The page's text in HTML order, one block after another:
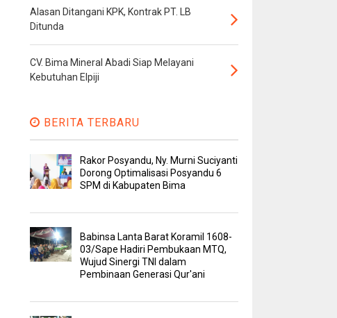
Alasan Ditangani KPK, Kontrak PT. LB
Ditunda
CV. Bima Mineral Abadi Siap Melayani
Kebutuhan Elpiji
BERITA TERBARU
Rakor Posyandu, Ny. Murni Suciyanti
Dorong Optimalisasi Posyandu 6
SPM di Kabupaten Bima
Babinsa Lanta Barat Koramil 1608-
03/Sape Hadiri Pembukaan MTQ,
Wujud Sinergi TNI dalam
Pembinaan Generasi Qur'ani